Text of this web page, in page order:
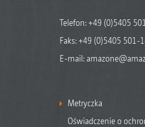
Telefon:+49 (0)5405
Faks: +49 (0)5405 501-
E-mail:
Metryczka
Oświadczenie o